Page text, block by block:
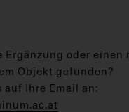
Ergänzung oder einen
Objekt gefunden?
auf Ihre Email an: